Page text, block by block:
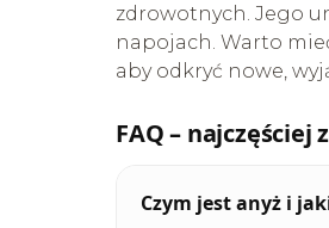
zdrowotnych. Jego
napojach. Warto
aby odkryć nowe,
FAQ –
Czym jest anyż i